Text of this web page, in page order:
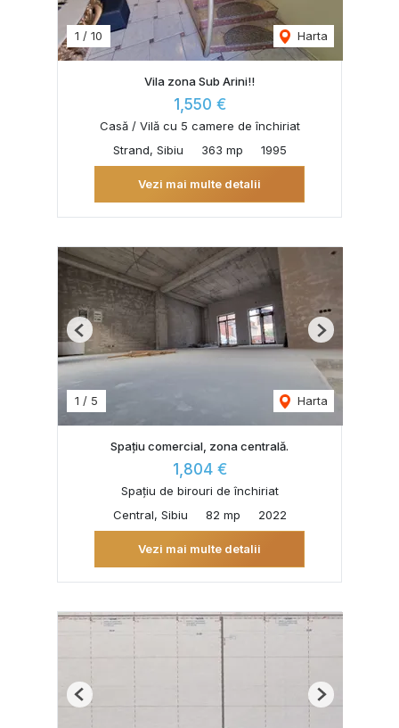
1 / 10 Harta
Vila zona Sub Arini!!
1,550 €
Casă / Vilă cu 5 camere de închiriat
Strand, Sibiu
363 mp 1995
Vezi mai multe detalii
1 / 5 Harta
Previous Next
Spațiu comercial, zona centrală.
1,804 €
Spațiu de birouri de închiriat
Central, Sibiu
82 mp 2022
Vezi mai multe detalii
Previous Next